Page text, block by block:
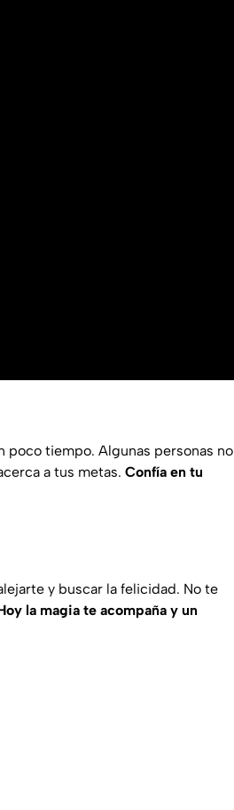
poco tiempo. Algunas personas no
a tus metas. Confía en tu
y buscar la felicidad. No te
la magia te acompaña y un